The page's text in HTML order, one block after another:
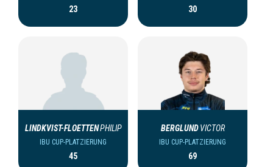
23 30
LINDKVIST-FLOETTENPHILIP
IBU CUP-PLATZIERUNG
45
BERGLUND VICTOR
IBU CUP-PLATZIERUNG
69